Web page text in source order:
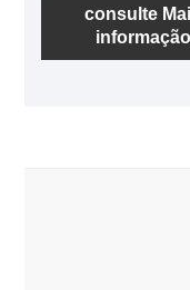
estamos
único aos
consulte
informação